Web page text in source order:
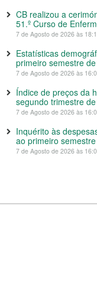
CB realizou a
51.º Curso de
7 de Agosto de 2026 às
Estatísticas
primeiro semestre
7 de Agosto de 2026 às
Índice de preços da
segundo trimestre
7 de Agosto de 2026 às
Inquérito às
ao primeiro
7 de Agosto de 2026 às